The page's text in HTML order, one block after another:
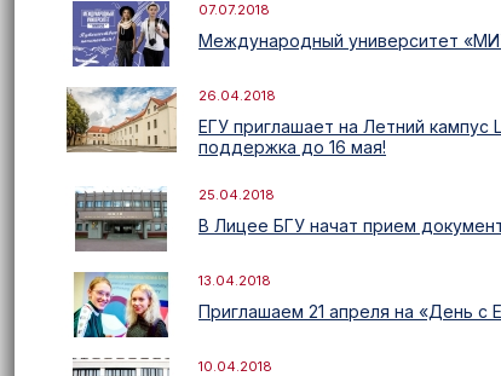
07.07.2018
Международный университет
26.04.2018
ЕГУ приглашает на Летний кампус
поддержка до 16 мая!
25.04.2018
В Лицее БГУ начат прием
13.04.2018
Приглашаем 21 апреля на «День с
10.04.2018